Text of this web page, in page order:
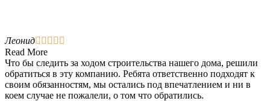
Леонид    
Read More
Что бы следить за ходом строительства нашего дома, решили
обратиться в эту компанию. Ребята ответственно подходят к
своим обязанностям, мы остались под впечатлением и ни в
коем случае не пожалели, о том что обратились.